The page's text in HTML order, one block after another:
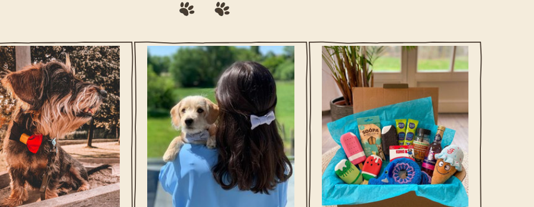
te supporteren? Jouw hond alvast
GO GO GO Team Belgium!
AAN WINKELWAGEN
Twinning is winning! Met dit haarspeldje
ben je helemaal matching met jouw hond.
TOEVOEGEN AAN WINKELWAGEN
Laat de zomer maar beginnen! Deze leuke
box stel je helemaal zelf samen! Kies wat
lekkers van de bakkerij, een of meerdere
speeltjes en extra's zoals bellenblazen,
paw-na colada dental sticks en meer!
TOEVOEGEN AAN WINKELWAGEN